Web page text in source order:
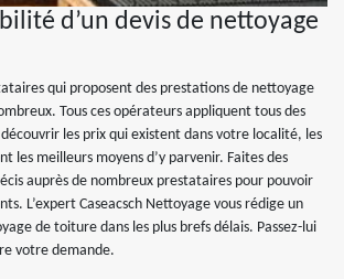
d’un devis de nettoyage
qui proposent des prestations de nettoyage
Tous ces opérateurs appliquent tous des
les prix qui existent dans votre localité, les
les meilleurs moyens d’y parvenir. Faites des
auprès de nombreux prestataires pour pouvoir
L’expert Caseacsch Nettoyage vous rédige un
de toiture dans les plus brefs délais. Passez-lui
votre demande.